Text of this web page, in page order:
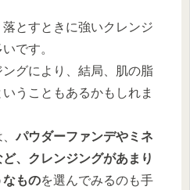
とすときに強いクレンジ
です。
グにより、結局、肌の脂
うこともあるかもしれま
パウダーファンデやミネ
、クレンジングがあまり
なものを選んでみるのも手